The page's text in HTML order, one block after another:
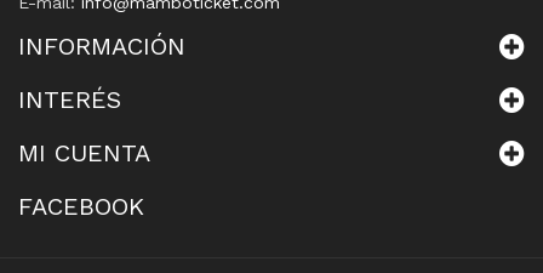
INFORMACIÓN
INTERÉS
MI CUENTA
FACEBOOK